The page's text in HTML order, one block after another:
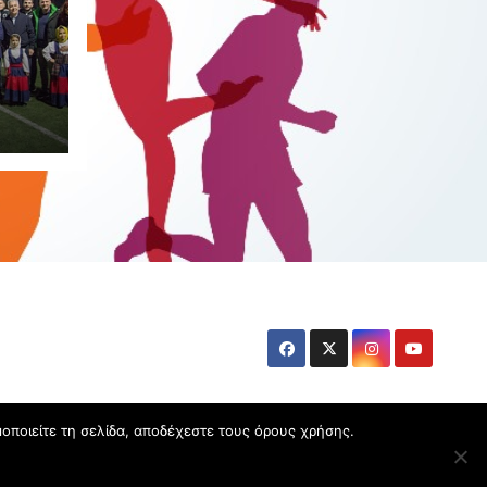
τη σελίδα, αποδέχεστε τους όρους χρήσης.